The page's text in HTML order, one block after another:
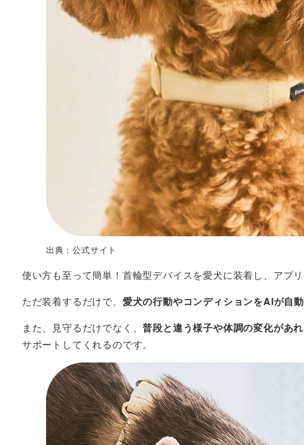
出典：公式サイト
使い方も至って簡単！首輪型デバイスを愛犬に装着し、アプリ
ただ装着するだけで、 愛犬の行動やコンディションをAIが自
また、見守るだけでなく、普段と違う様子や体調の変化があ
サポートしてくれるのです。